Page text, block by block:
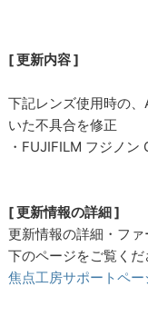
[ 更新内容 ]
下記レンズ使用時の
いた不具合を修正
・FUJIFILM フジノン
[ 更新情報の詳細 ]
更新情報の詳細・フ
下のページをご覧くだ
焦点工房サポートペー